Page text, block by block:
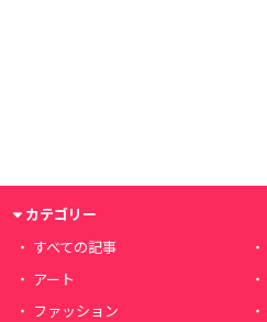
カテゴリー
すべての記事
アート
ファッション